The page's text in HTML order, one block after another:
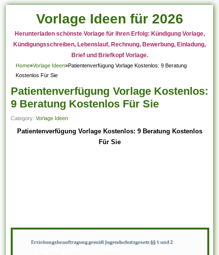
Vorlage Ideen für 2026
Herunterladen schönste Vorlage für ihren Erfolg: Kündigung Vorlage,
Kündigungsschreiben, Lebenslauf, Rechnung, Bewerbung, Einladung,
Brief und Briefkopf Vorlage.
Home»Vorlage Ideen»Patientenverfügung Vorlage Kostenlos: 9 Beratung
Kostenlos Für Sie
Patientenverfügung Vorlage Kostenlos:
9 Beratung Kostenlos Für Sie
Category:Vorlage Ideen
Patientenverfügung Vorlage Kostenlos: 9 Beratung Kostenlos
Für Sie